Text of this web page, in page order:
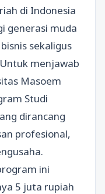
di Indonesia
generasi muda
sekaligus
menjawab
Masoem
Studi
dirancang
profesional,
ini
5 juta rupiah